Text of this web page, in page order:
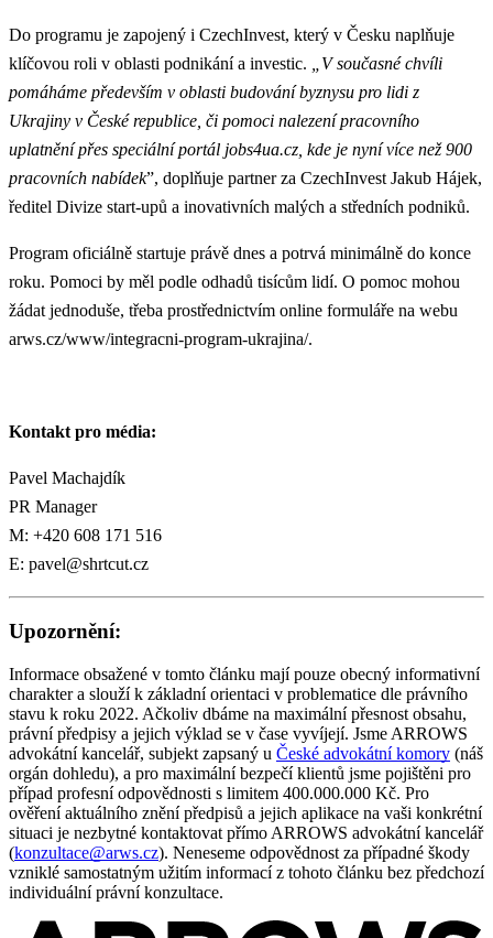
Do programu je zapojený i CzechInvest, který v Česku naplňuje
klíčovou roli v oblasti podnikání a investic.
„V současné chvíli
pomáháme především v oblasti budování byznysu pro lidi z
Ukrajiny v České republice, či pomoci nalezení pracovního
uplatnění přes speciální portál jobs4ua.cz, kde je nyní více než 900
pracovních nabídek”, doplňuje partner za CzechInvest Jakub Hájek,
ředitel Divize start-upů a inovativních malých a středních podniků.
Program oficiálně startuje právě dnes a potrvá minimálně do konce
roku. Pomoci by měl podle odhadů tisícům lidí. O pomoc mohou
žádat jednoduše, třeba prostřednictvím online formuláře na webu
arws.cz/www/integracni-program-ukrajina/.
Kontakt pro média:
Pavel Machajdík
PR Manager
M: +420 608 171 516
E: pavel@shrtcut.cz
Upozornění:
Informace obsažené v tomto článku mají pouze obecný informativní
charakter a slouží k základní orientaci v problematice dle právního
stavu k roku 2022. Ačkoliv dbáme na maximální přesnost obsahu,
právní předpisy a jejich výklad se v čase vyvíjejí. Jsme ARROWS
advokátní kancelář, subjekt zapsaný u České advokátní komory (náš
orgán dohledu), a pro maximální bezpečí klientů jsme pojištěni pro
případ profesní odpovědnosti s limitem 400.000.000 Kč. Pro
ověření aktuálního znění předpisů a jejich aplikace na vaši konkrétní
situaci je nezbytné kontaktovat přímo ARROWS advokátní kancelář
(konzultace@arws.cz). Neneseme odpovědnost za případné škody
vzniklé samostatným užitím informací z tohoto článku bez předchozí
individuální právní konzultace.